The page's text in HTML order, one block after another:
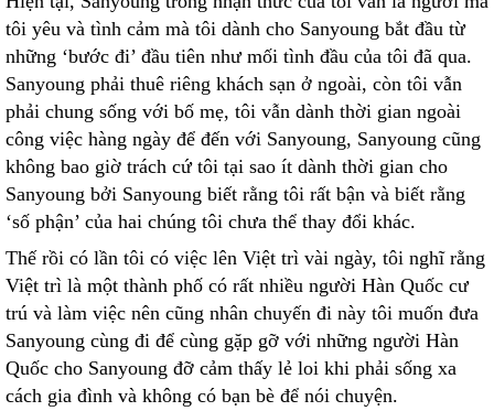
tôi yêu và tình cảm mà tôi dành cho Sanyoung bắt đầu từ
những ‘bước đi’ đầu tiên như mối tình đầu của tôi đã qua.
Sanyoung phải thuê riêng khách sạn ở ngoài, còn tôi vẫn
phải chung sống với bố mẹ, tôi vẫn dành thời gian ngoài
công việc hàng ngày để đến với Sanyoung, Sanyoung cũng
không bao giờ trách cứ tôi tại sao ít dành thời gian cho
Sanyoung bởi Sanyoung biết rằng tôi rất bận và biết rằng
‘số phận’ của hai chúng tôi chưa thể thay đổi khác.
Thế rồi có lần tôi có việc lên Việt trì vài ngày, tôi nghĩ rằng
Việt trì là một thành phố có rất nhiều người Hàn Quốc cư
trú và làm việc nên cũng nhân chuyến đi này tôi muốn đưa
Sanyoung cùng đi để cùng gặp gỡ với những người Hàn
Quốc cho Sanyoung đỡ cảm thấy lẻ loi khi phải sống xa
cách gia đình và không có bạn bè để nói chuyện.